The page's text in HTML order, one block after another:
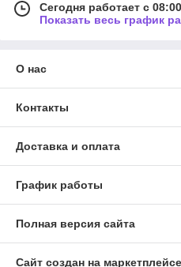
Сегодня работает с
Показать весь график
О нас
Контакты
Доставка и оплата
График работы
Полная версия сайта
Сайт создан на маркетплейсе